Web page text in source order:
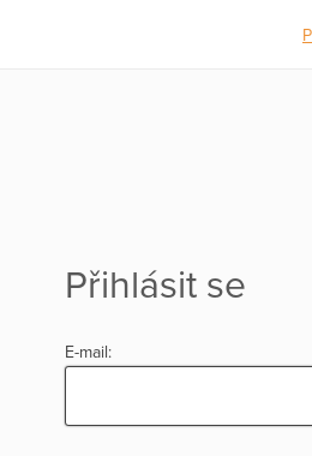
Přihlásit se
E-mail: